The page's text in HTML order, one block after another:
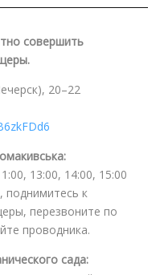
совершить
20–22
13:00, 14:00, 15:00
поднимитесь к
перезвоните по
проводника.
сада: